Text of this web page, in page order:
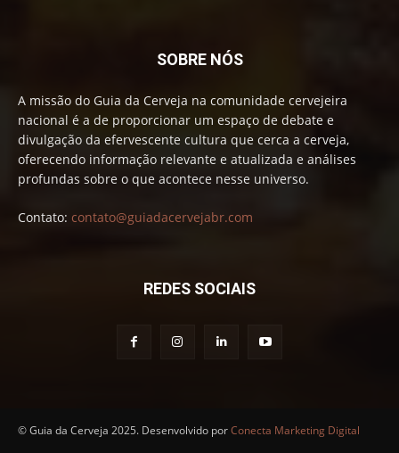
SOBRE NÓS
A missão do Guia da Cerveja na comunidade cervejeira
nacional é a de proporcionar um espaço de debate e
divulgação da efervescente cultura que cerca a cerveja,
oferecendo informação relevante e atualizada e análises
profundas sobre o que acontece nesse universo.
Contato: contato@guiadacervejabr.com
REDES SOCIAIS
© Guia da Cerveja 2025. Desenvolvido porConecta Marketing Digital